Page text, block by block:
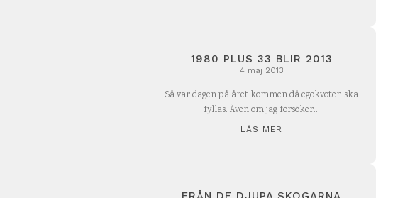
1980 PLUS 33 BLIR 2013
4 maj 2013
Så var dagen på året kommen då egokvoten ska
fyllas. Även om jag försöker...
LÄS MER